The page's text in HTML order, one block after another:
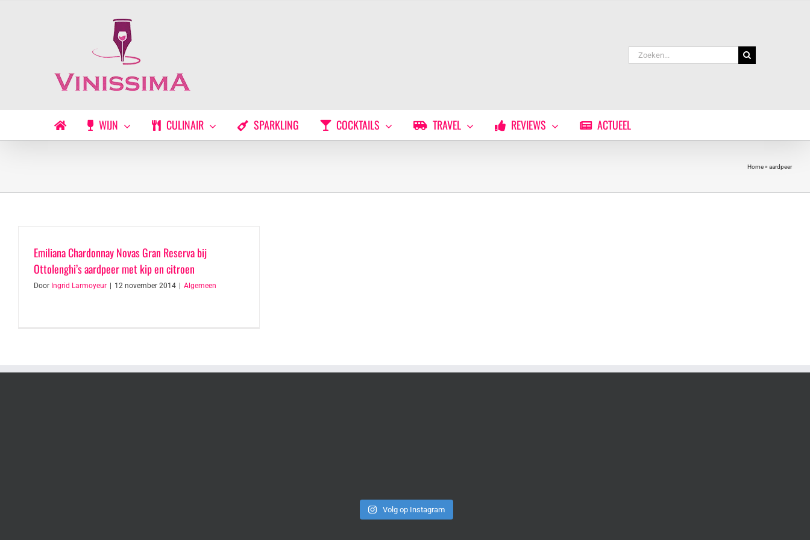
Zoeken
naar:
WIJN CULINAIR SPARKLING COCKTAILS TRAVEL REVIEWS ACTUEEL
Home» aardpeer
Emiliana Chardonnay Novas Gran Reserva bij
Ottolenghi’s aardpeer met kip en citroen
Door Ingrid Larmoyeur 12 november 2014 Algemeen
Volg op Instagram